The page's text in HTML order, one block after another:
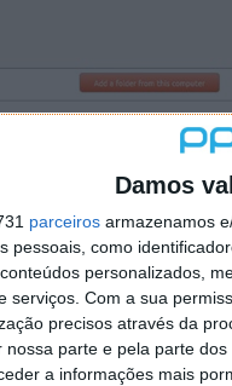
Damos
parceiros armazenamos
pessoais, como
personalizados,
serviços. Com a sua
precisos através da
nossa parte e pela parte
a informações mais
simples e muito
a lista de
largura de banda,